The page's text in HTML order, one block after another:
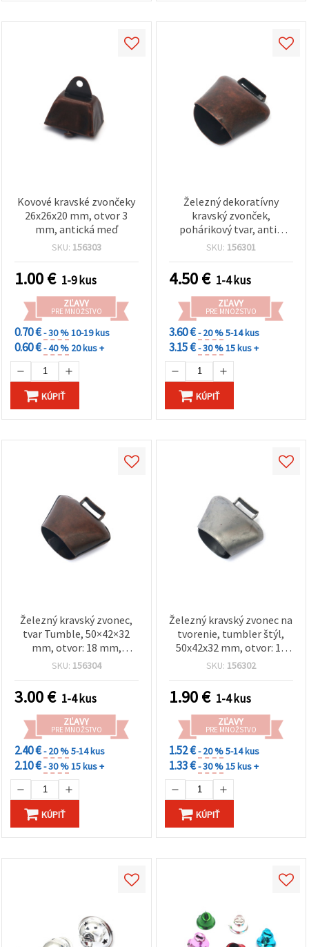
Kovové kravské zvončeky
26x26x20 mm, otvor 3
mm, antická meď
SKU: 156303
1.00€ 1-9 kus
ZĽAVY
PRE MNOŽSTVO
0.70 €- 30 %10-19 kus
0.60 €- 40 % 20 kus +
KÚPIŤ
Železný dekoratívny
kravský zvonček,
pohárikový tvar, antik
medená farba / 47x48x34
SKU: 156301
4.50€ 1-4 kus
ZĽAVY
PRE MNOŽSTVO
3.60 €- 20 %5-14 kus
3.15 €- 30 %15 kus +
KÚPIŤ
Železný kravský zvonec,
tvar Tumble, 50×42×32
mm, otvor: 18 mm,
antická meď
SKU: 156304
3.00€ 1-4 kus
ZĽAVY
PRE MNOŽSTVO
2.40 €- 20 %5-14 kus
2.10 €- 30 %15 kus +
KÚPIŤ
Železný kravský zvonec na
tvorenie, tumbler štýl,
50x42x32 mm, otvor: 18
mm, strieborná farba
SKU: 156302
1.90€ 1-4 kus
ZĽAVY
PRE MNOŽSTVO
1.52 €- 20 %5-14 kus
1.33 €- 30 %15 kus +
KÚPIŤ